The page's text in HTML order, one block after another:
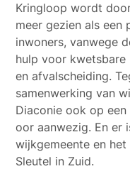
Kringloop wordt
meer gezien als een
inwoners, vanwege
hulp voor kwetsbare
en afvalscheiding.
samenwerking van
Diaconie ook op
oor aanwezig. En er
wijkgemeente en
Sleutel in Zuid.